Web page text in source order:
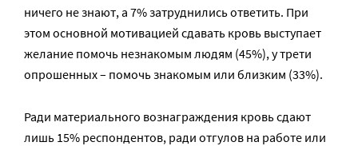
ничего не знают, а 7% затруднились ответить. При
этом основной мотивацией сдавать кровь выступает
желание помочь незнакомым людям (45%), у трети
опрошенных – помочь знакомым или близким (33%).
Ради материального вознаграждения кровь сдают
лишь 15% респондентов, ради отгулов на работе или